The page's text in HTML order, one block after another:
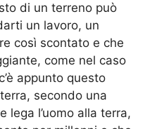
di un terreno può
un lavoro, un
così scontato e che
come nel caso
appunto questo
secondo una
lega l’uomo alla terra,